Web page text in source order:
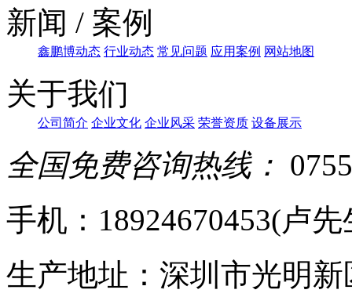
新闻 / 案例
鑫鹏博动态 行业动态 常见问题 应用案例 网站地图
关于我们
公司简介 企业文化 企业风采 荣誉资质 设备展示
全国免费咨询热线：
手机：18924670453(卢
生产地址：深圳市光明